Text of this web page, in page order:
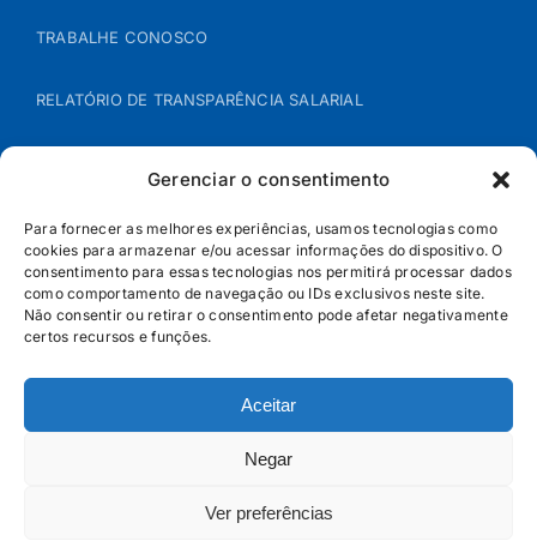
Gerenciar o consentimento
Para fornecer as melhores experiências, usamos tecnologias como
cookies para armazenar e/ou acessar informações do dispositivo. O
consentimento para essas tecnologias nos permitirá processar dados
como comportamento de navegação ou IDs exclusivos neste site.
Não consentir ou retirar o consentimento pode afetar negativamente
certos recursos e funções.
Aceitar
Negar
Ver preferências
TRABALHE CONOSCO
RELATÓRIO DE TRANSPARÊNCIA SALARIAL
POLÍTICA DE COOKIES
POLÍTICA DE PRIVACIDADE
© Jandaia - 2026 · Todos os direitos reservados | SAC